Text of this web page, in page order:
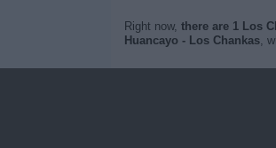
Right now, there are 1 Los
Huancayo - Los Chankas,